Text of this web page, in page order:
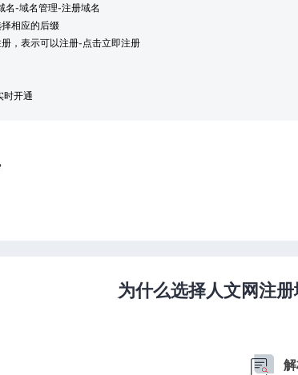
名-域名管理-注册域名
相应的后缀
，表示可以注册-点击立即注册
时开通
为什么选择人文网注